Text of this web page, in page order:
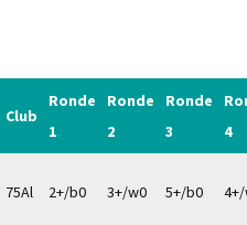
Club
Ronde
1
Ronde
2
Ronde
3
4
75Al 2+/b0 3+/w0 5+/b0